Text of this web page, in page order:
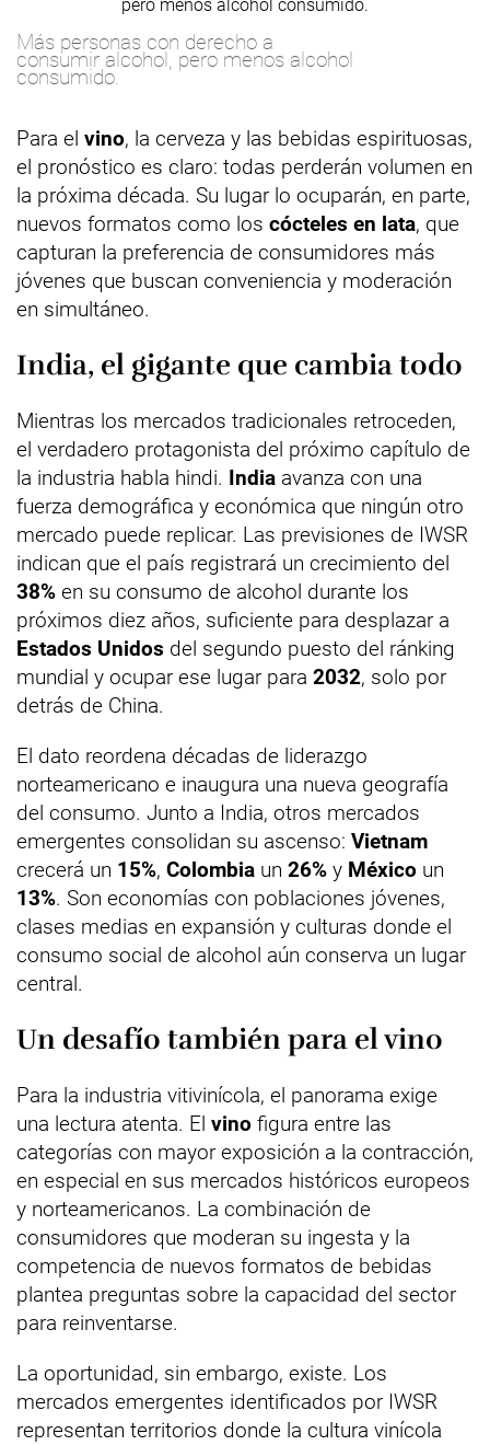
Más personas con derecho a
consumir alcohol, pero menos alcohol
consumido.
Para el vino, la cerveza y las bebidas espirituosas,
el pronóstico es claro: todas perderán volumen en
la próxima década. Su lugar lo ocuparán, en parte,
nuevos formatos como los cócteles en lata, que
capturan la preferencia de consumidores más
jóvenes que buscan conveniencia y moderación
en simultáneo.
India, el gigante que cambia todo
Mientras los mercados tradicionales retroceden,
el verdadero protagonista del próximo capítulo de
la industria habla hindi. India avanza con una
fuerza demográfica y económica que ningún otro
mercado puede replicar. Las previsiones de IWSR
indican que el país registrará un crecimiento del
38% en su consumo de alcohol durante los
próximos diez años, suficiente para desplazar a
Estados Unidos del segundo puesto del ránking
mundial y ocupar ese lugar para 2032, solo por
detrás de China.
El dato reordena décadas de liderazgo
norteamericano e inaugura una nueva geografía
del consumo. Junto a India, otros mercados
emergentes consolidan su ascenso: Vietnam
crecerá un 15%, Colombia un 26% y México un
13%. Son economías con poblaciones jóvenes,
clases medias en expansión y culturas donde el
consumo social de alcohol aún conserva un lugar
central.
Un desafío también para el vino
Para la industria vitivinícola, el panorama exige
una lectura atenta. El vino figura entre las
categorías con mayor exposición a la contracción,
en especial en sus mercados históricos europeos
y norteamericanos. La combinación de
consumidores que moderan su ingesta y la
competencia de nuevos formatos de bebidas
plantea preguntas sobre la capacidad del sector
para reinventarse.
La oportunidad, sin embargo, existe. Los
mercados emergentes identificados por IWSR
representan territorios donde la cultura vinícola